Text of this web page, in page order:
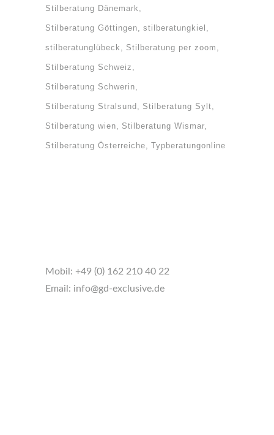
Stilberatung Dänemark
Stilberatung Göttingen stilberatungkiel
stilberatunglübeck Stilberatung per zoom
Stilberatung Schweiz
Stilberatung Schwerin
Stilberatung Stralsund Stilberatung Sylt
Stilberatung wien Stilberatung Wismar
Stilberatung Österreiche Typberatungonline
Mobil: +49 (0) 162 210 40 22
Email: info@gd-exclusive.de